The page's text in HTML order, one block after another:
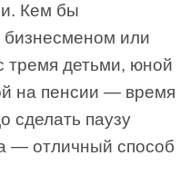
Кем бы
или
тремя детьми, юной
на пенсии — время
сделать паузу
— отличный способ